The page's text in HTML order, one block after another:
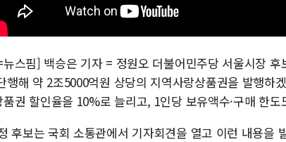
스핌] 백승은 기자 = 정원오 더불어민주당 서울시장
행해 약 2조5000억원 상당의 지역사랑상품권을 발행하
품권 할인율을 10%로 늘리고, 1인당 보유액수·구매 한도
후보는 국회 소통관에서 기자회견을 열고 이런 내용을